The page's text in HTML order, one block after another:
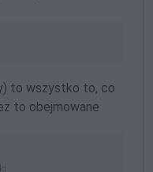
to wszystko to, co
to obejmowane